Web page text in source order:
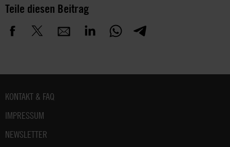
Teile diesen Beitrag
Fußbereich
KONTAKT & FAQ
IMPRESSUM
NEWSLETTER